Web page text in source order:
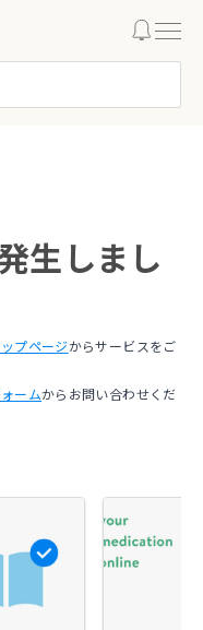
生しまし
ップページからサービスをご
ームからお問い合わせくだ